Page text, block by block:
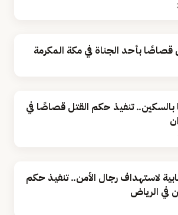
قصاصًا بأحد الجناة في مكة المكرمة
بالسكين.. تنفيذ حكم القتل قصاصًا في
لاستهداف رجال الأمن.. تنفيذ حكم